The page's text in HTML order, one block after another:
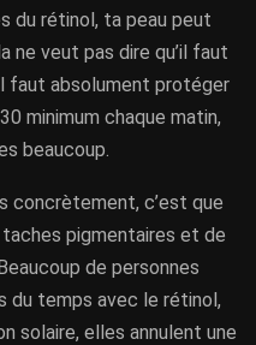
du rétinol, ta peau peut
ne veut pas dire qu’il faut
faut absolument protéger
minimum chaque matin,
beaucoup.
concrètement, c’est que
taches pigmentaires et de
de personnes
du temps avec le rétinol,
solaire, elles annulent une